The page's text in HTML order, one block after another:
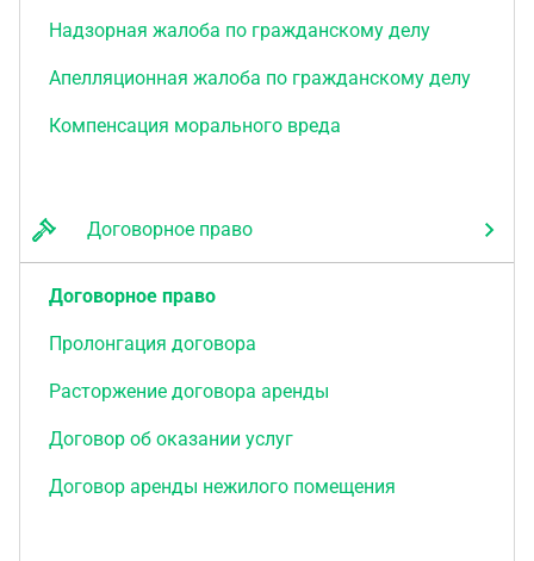
Надзорная жалоба по гражданскому делу
Апелляционная жалоба по гражданскому делу
Компенсация морального вреда
Договорное право
Договорное право
Пролонгация договора
Расторжение договора аренды
Договор об оказании услуг
Договор аренды нежилого помещения